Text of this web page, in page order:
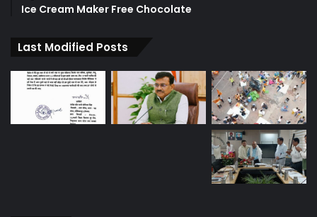
Ice Cream Maker Free Chocolate
Last Modified Posts